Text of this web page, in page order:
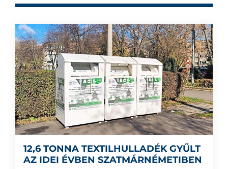
12,6 TONNA TEXTILHULLADÉK GYŰLT
AZ IDEI ÉVBEN SZATMÁRNÉMETIBEN